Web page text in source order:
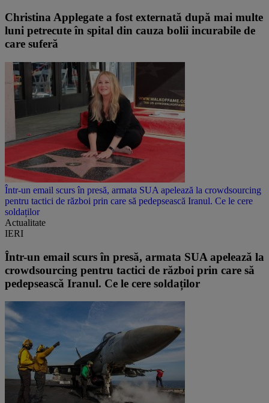
Christina Applegate a fost externată după mai multe
luni petrecute în spital din cauza bolii incurabile de
care suferă
Într-un email scurs în presă, armata SUA apelează la crowdsourcing
pentru tactici de război prin care să pedepsească Iranul. Ce le cere
soldaților
Actualitate
IERI
Într-un email scurs în presă, armata SUA apelează la
crowdsourcing pentru tactici de război prin care să
pedepsească Iranul. Ce le cere soldaților